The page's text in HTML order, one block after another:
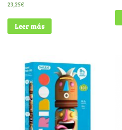
23,25€
Leer más